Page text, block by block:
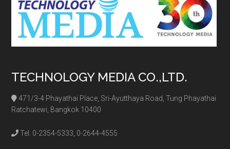
TECHNOLOGY MEDIA CO.,LTD.
471/3-4 Phayathai Place, Sri-Ayutthaya Road, Tung Phayathai
Ratchatewi, Bangkok 10400
Tel. 0-2354-5333, 0-2644-4555